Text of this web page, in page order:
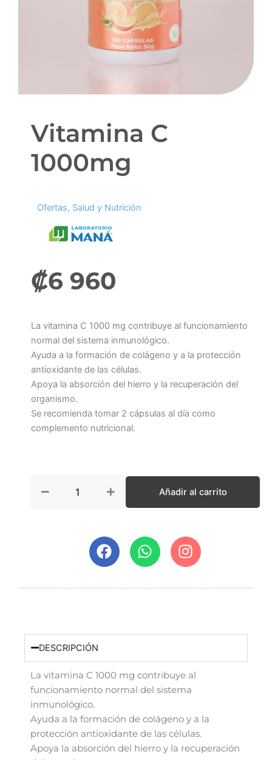
Vitamina C
1000mg
Ofertas, Salud y Nutrición
₡6 960
La vitamina C 1000 mg contribuye al funcionamiento
normal del sistema inmunológico.
Ayuda a la formación de colágeno y a la protección
antioxidante de las células.
Apoya la absorción del hierro y la recuperación del
organismo.
Se recomienda tomar 2 cápsulas al día como
complemento nutricional.
1000mg
Añadir al carrito
F
a
e
o
W
h
t
p
I
n
t
r
m
DESCRIPCIÓN
La vitamina C 1000 mg contribuye al
funcionamiento normal del sistema
inmunológico.
Ayuda a la formación de colágeno y a la
protección antioxidante de las células.
Apoya la absorción del hierro y la recuperación